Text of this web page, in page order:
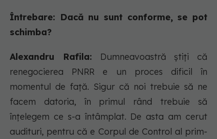
Întrebare: Dacă nu sunt conforme, se pot
schimba?
Alexandru Rafila: Dumneavoastră știți că
renegocierea PNRR e un proces dificil în
momentul de față. Sigur că noi trebuie să ne
facem datoria, în primul rând trebuie să
înțelegem ce s-a întâmplat. De asta am cerut
audituri, pentru că e Corpul de Control al prim-